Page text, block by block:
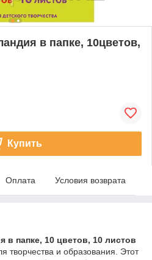
в папке, 10цветов,
Купить
Оплата Условия возврата
в папке, 10 цветов, 10 листов
творчества и образования. Этот